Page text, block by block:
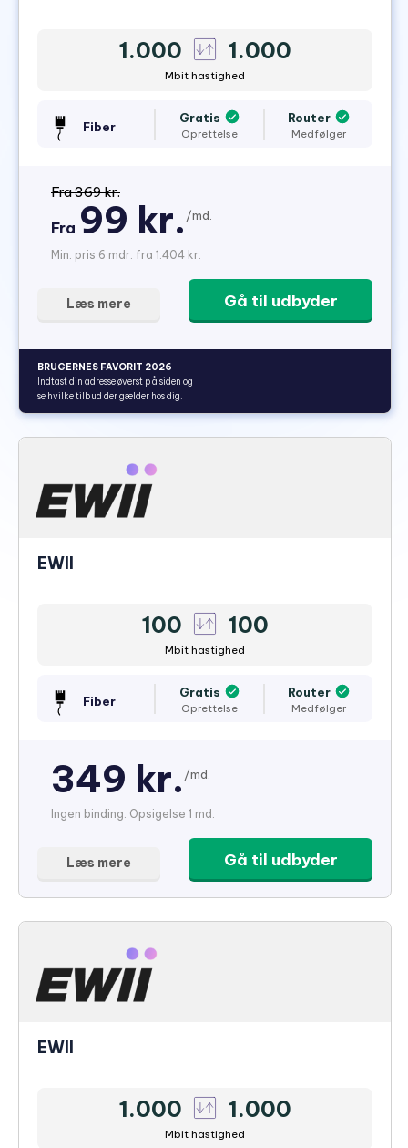
1.000 1.000
Mbit hastighed
Fiber
Gratis
Oprettelse
Router
Medfølger
Fra 369 kr.
Fra 99 kr. /md.
Min. pris 6 mdr. fra 1.404 kr.
Gå til udbyder
Læs mere
BRUGERNES FAVORIT 2026
Indtast din adresse øverst på siden og
se hvilke tilbud der gælder hos dig.
EWII
100 100
Mbit hastighed
Fiber
Gratis
Oprettelse
Router
Medfølger
349 kr. /md.
Ingen binding. Opsigelse 1 md.
Gå til udbyder
Læs mere
EWII
1.000 1.000
Mbit hastighed